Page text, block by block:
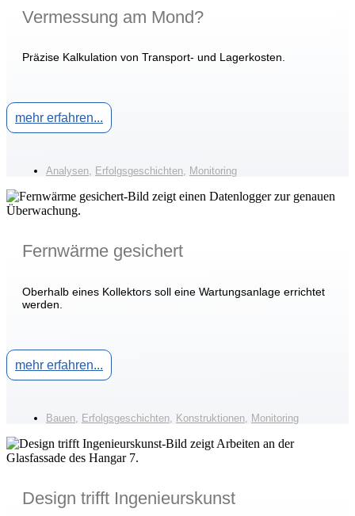
Vermessung am Mond?
Präzise Kalkulation von Transport- und Lagerkosten.
mehr erfahren...
Analysen, Erfolgsgeschichten, Monitoring
Fernwärme gesichert
Oberhalb eines Kollektors soll eine Wartungsanlage errichtet
werden.
mehr erfahren...
Bauen Erfolgsgeschichten Konstruktionen Monitoring
Design trifft Ingenieurskunst